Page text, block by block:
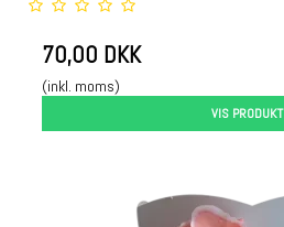
70,00 DKK
(inkl. moms)
VIS PRODUKT